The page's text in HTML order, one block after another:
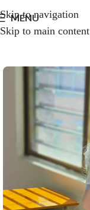
Skip to navigation
Skip to main content
MENU